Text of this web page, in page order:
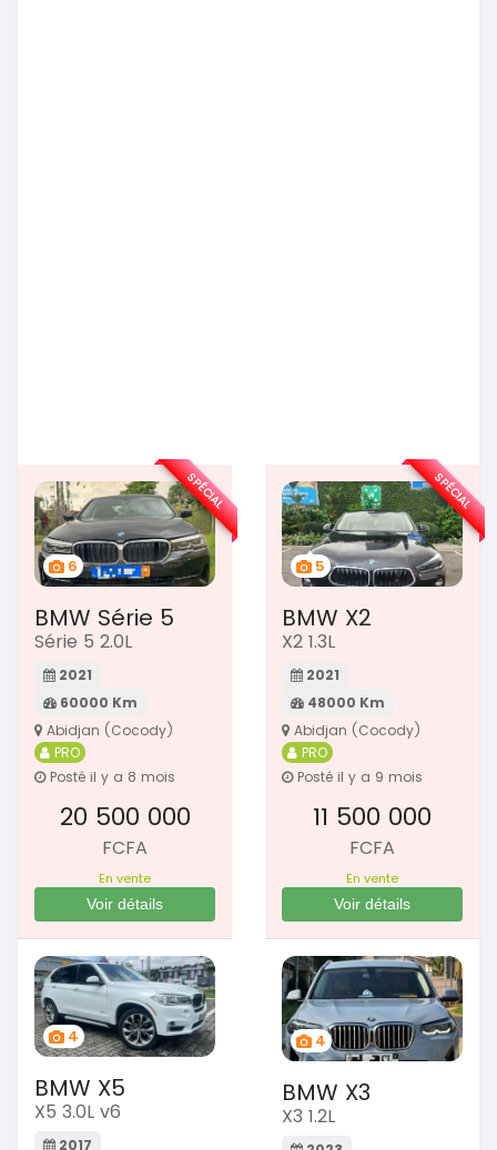
6
BMW Série 5
Série 5 2.0L
2021
60000 Km
Abidjan (Cocody)
PRO
Posté il y a 8 mois
20 500 000
FCFA
En vente
Voir détails
SPÉCIAL
5
BMW X2
X2 1.3L
2021
48000 Km
Abidjan (Cocody)
PRO
Posté il y a 9 mois
11 500 000
FCFA
En vente
Voir détails
SPÉCIAL
4
BMW X5
X5 3.0L v6
2017
4
BMW X3
X3 1.2L